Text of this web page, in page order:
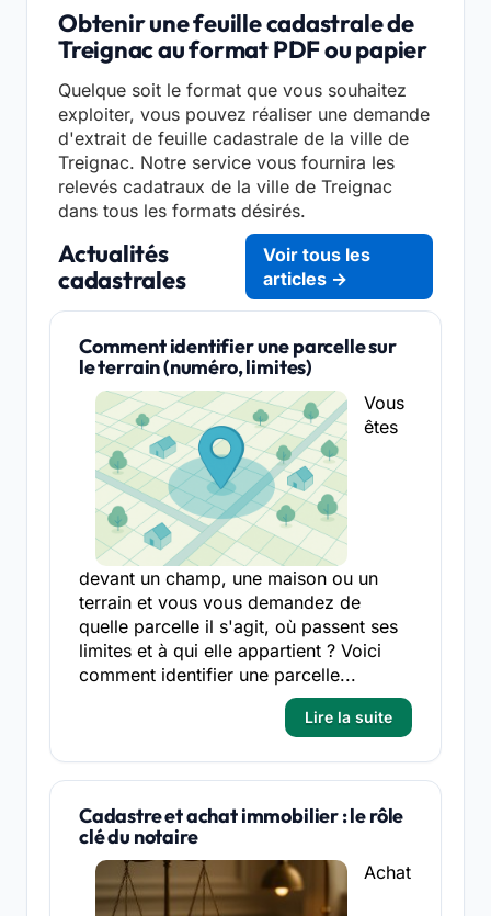
Obtenir une feuille cadastrale de
Treignac au format PDF ou papier
Quelque soit le format que vous souhaitez
exploiter, vous pouvez réaliser une demande
d'extrait de feuille cadastrale de la ville de
Treignac. Notre service vous fournira les
relevés cadatraux de la ville de Treignac
dans tous les formats désirés.
Actualités
cadastrales
Voir tous les
articles →
Comment identifier une parcelle sur
le terrain (numéro, limites)
Vous
êtes
devant un champ, une maison ou un
terrain et vous vous demandez de
quelle parcelle il s'agit, où passent ses
limites et à qui elle appartient ? Voici
comment identifier une parcelle...
Lire la suite
Cadastre et achat immobilier : le rôle
clé du notaire
Achat